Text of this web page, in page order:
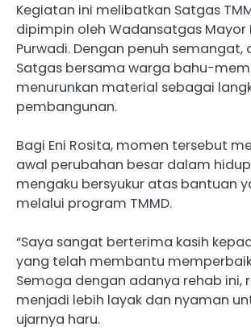
Kegiatan ini melibatkan Satgas
dipimpin oleh Wadansatgas Mayor
Purwadi. Dengan penuh semangat,
Satgas bersama warga bahu-
menurunkan material sebagai
pembangunan.
Bagi Eni Rosita, momen tersebut
awal perubahan besar dalam
mengaku bersyukur atas bantuan
melalui program TMMD.
“Saya sangat berterima kasih
yang telah membantu
Semoga dengan adanya rehab ini,
menjadi lebih layak dan nyaman
ujarnya haru.